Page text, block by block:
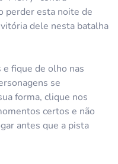
perder esta noite de
dele nesta batalha
fique de olho nas
se
forma, clique nos
certos e não
antes que a pista